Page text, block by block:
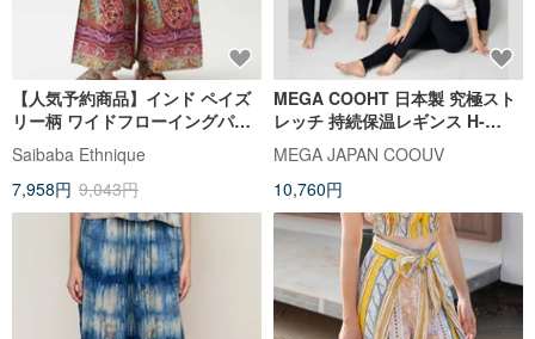
【人気予約商品】インド ペイズ
リー柄 ワイドフローイングパン
ツ (3 色) IAC-6227
Saibaba Ethnique
7,958円 9,043円
MEGA COOHT 日本製 究極スト
レッチ 持続保温レギンス H-
F802 ヨガパンツ ウォームパンツ
MEGA JAPAN COOUV
10,760円